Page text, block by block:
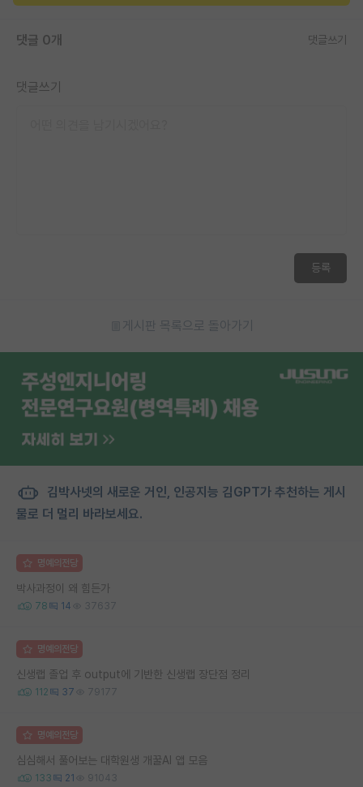
반도체 아카데미
재팬라운지 🌸
댓글 0개 댓글쓰기
댓글쓰기
등록
게시판 목록으로 돌아가기
김박사넷의 새로운 거인, 인공지능 김GPT가 추천하는 게시
물로 더 멀리 바라보세요.
명예의전당
박사과정이 왜 힘든가
78 14 37637
명예의전당
신생랩 졸업 후 output에 기반한 신생랩 장단점 정리
112 37 79177
명예의전당
심심해서 풀어보는 대학원생 개꿀AI 앱 모음
133 21 91043